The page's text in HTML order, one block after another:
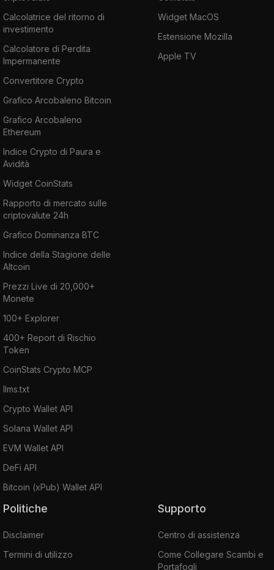
Calcolatrice del ritorno di
investimento
Calcolatore di Perdita
Impermanente
Convertitore Crypto
Grafico Arcobaleno Bitcoin
Grafico Arcobaleno
Ethereum
Indice Crypto di Paura e
Avidità
Widget CoinStats
Rapporto di mercato sulle
criptovalute 24h
Grafico Dominanza BTC
Indice della Stagione delle
Altcoin
Prezzi Live di 20,000+
Monete
100+ Explorer
400+ Report di Rischio
Token
CoinStats Crypto MCP
llms.txt
Crypto Wallet API
Solana Wallet API
EVM Wallet API
DeFi API
Bitcoin (xPub) Wallet API
Widget MacOS
Estensione Mozilla
Apple TV
Politiche
Disclaimer
Termini di utilizzo
Supporto
Centro di assistenza
Come Collegare Scambi e
Portafogli